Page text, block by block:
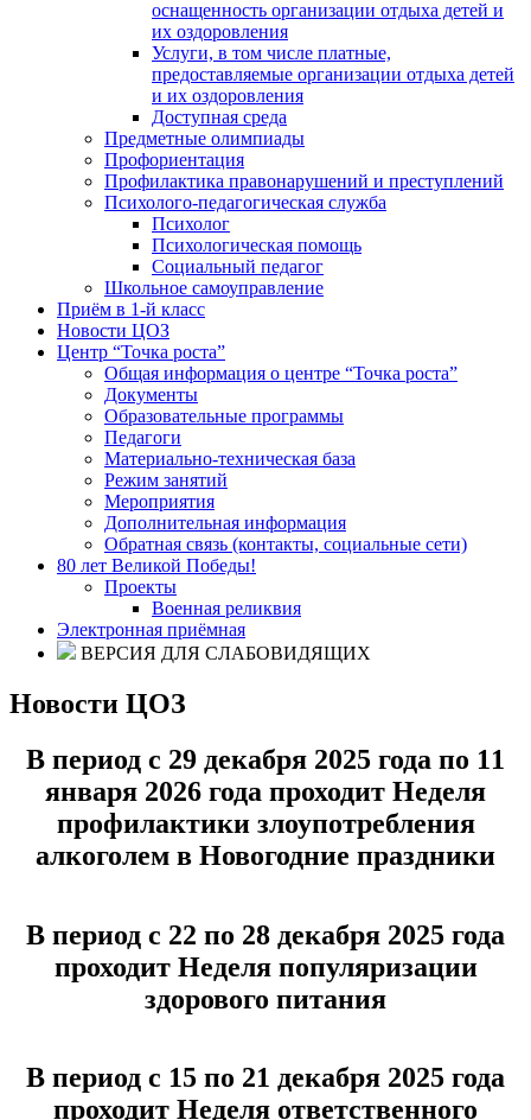
оснащенность организации отдыха детей и
их оздоровления
Услуги, в том числе платные,
предоставляемые организации отдыха детей
и их оздоровления
Доступная среда
Предметные олимпиады
Профориентация
Профилактика правонарушений и преступлений
Психолого-педагогическая служба
Психолог
Психологическая помощь
Социальный педагог
Школьное самоуправление
Приём в 1-й класс
Новости ЦОЗ
Центр “Точка роста”
Общая информация о центре “Точка роста”
Документы
Образовательные программы
Педагоги
Материально-техническая база
Режим занятий
Мероприятия
Дополнительная информация
Обратная связь (контакты, социальные сети)
80 лет Великой Победы!
Проекты
Военная реликвия
Электронная приёмная
ВЕРСИЯ ДЛЯ СЛАБОВИДЯЩИХ
Новости ЦОЗ
В период с 29 декабря 2025 года по 11
января 2026 года проходит Неделя
профилактики злоупотребления
алкоголем в Новогодние праздники
В период с 22 по 28 декабря 2025 года
проходит Неделя популяризации
здорового питания
В период с 15 по 21 декабря 2025 года
проходит Неделя ответственного